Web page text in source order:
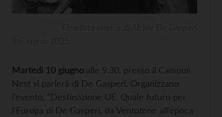
Martedì 10 giugno alle 9.30, presso il Campus
Nest si parlerà di De Gasperi. Organizzano
l’evento, “Destinazione UE. Quale futuro per
l’Europa di De Gasperi, da Ventotene all’epoca